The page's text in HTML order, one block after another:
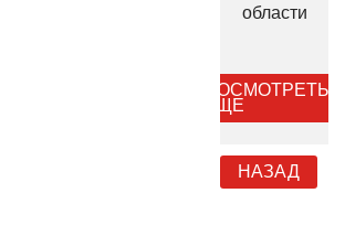
области.
ПОСМОТРЕТЬ
ЕЩЕ
НАЗАД